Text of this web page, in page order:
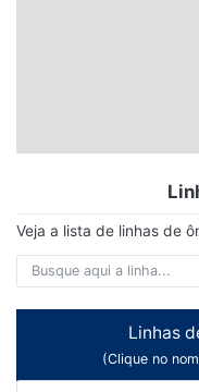
Veja a lista de linhas de
Linhas
(Clique no